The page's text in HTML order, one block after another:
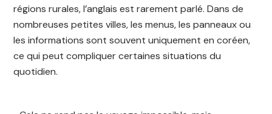
régions rurales, l’anglais est rarement parlé. Dans de
nombreuses petites villes, les menus, les panneaux ou
les informations sont souvent uniquement en coréen,
ce qui peut compliquer certaines situations du
quotidien.